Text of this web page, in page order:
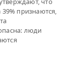
признаются,
люди